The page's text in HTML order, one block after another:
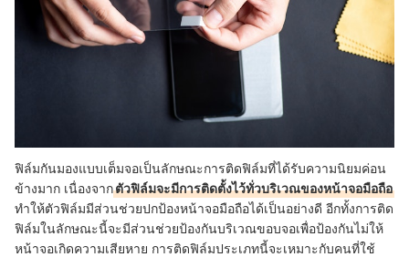
ฟิล์มกันมองแบบเต็มจอเป็นลักษณะการติดฟิล์มที่ได้รับความนิยมค่อน
ข้างมาก เนื่องจากตัวฟิล์มจะมีการติดตั้งไว้ทั่วบริเวณของหน้าจอมือถือ
ทำให้ตัวฟิล์มมีส่วนช่วยปกป้องหน้าจอมือถือได้เป็นอย่างดี อีกทั้งการติด
ฟิล์มในลักษณะนี้จะมีส่วนช่วยป้องกันบริเวณขอบจอเพื่อป้องกันไม่ให้
หน้าจอเกิดความเสียหาย การติดฟิล์มประเภทนี้จะเหมาะกับคนที่ใช้